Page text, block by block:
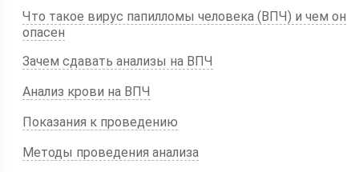
Что такое вирус папилломы человека (ВПЧ) и чем он
опасен
Зачем сдавать анализы на ВПЧ
Анализ крови на ВПЧ
Показания к проведению
Методы проведения анализа